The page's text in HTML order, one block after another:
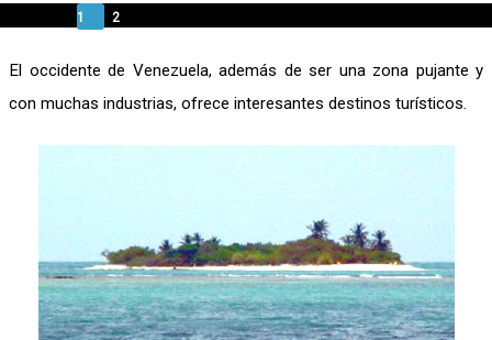
1 2
El occidente de Venezuela, además de ser una zona pujante y
con muchas industrias, ofrece interesantes destinos turísticos.